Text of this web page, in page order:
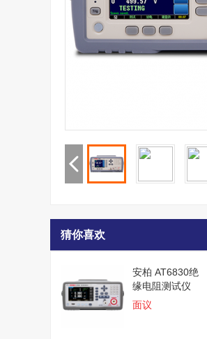
猜你喜欢
安柏 AT6830绝
缘电阻测试仪
面议